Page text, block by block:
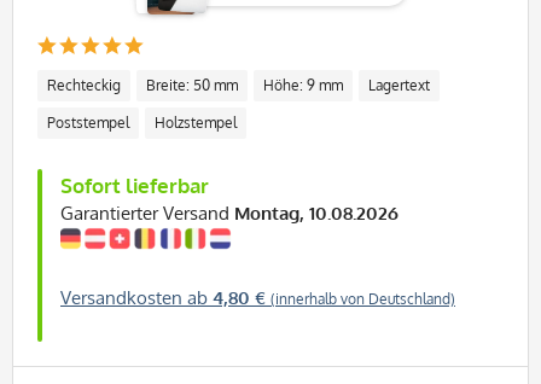
Rechteckig Breite: 50 mm Höhe: 9 mm Lagertext
Poststempel Holzstempel
Sofort lieferbar
Garantierter Versand Montag, 10.08.2026
Versandkosten ab 4,80 € (innerhalb von Deutschland)